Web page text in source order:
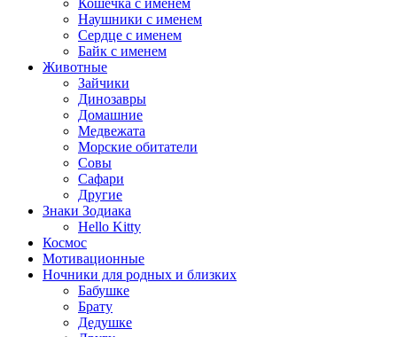
Наушники с именем
Сердце с именем
Байк с именем
Животные
Зайчики
Динозавры
Домашние
Медвежата
Морские обитатели
Совы
Сафари
Другие
Знаки Зодиака
Hello Kitty
Космос
Мотивационные
Ночники для родных и близких
Бабушке
Брату
Дедушке